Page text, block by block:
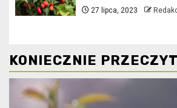
27 lipca, 2023
KONIECZNIE